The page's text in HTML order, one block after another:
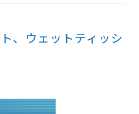
、ウェットティッシ